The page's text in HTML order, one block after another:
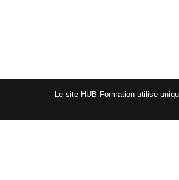
Le site HUB Formation utilise